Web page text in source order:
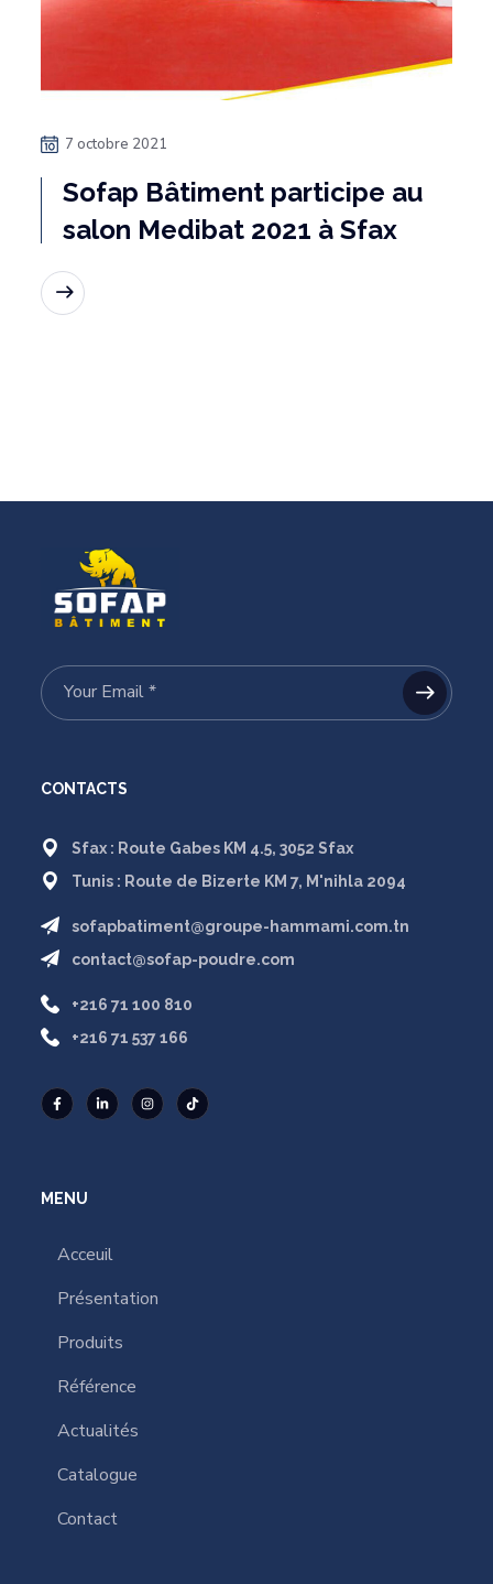
7 octobre 2021
Sofap Bâtiment participe au
salon Medibat 2021 à Sfax
CONTACTS
Sfax : Route Gabes KM 4.5, 3052 Sfax
Tunis : Route de Bizerte KM 7, M'nihla 2094
sofapbatiment@groupe-hammami.com.tn
contact@sofap-poudre.com
+216 71 100 810
+216 71 537 166
MENU
Acceuil
Présentation
Produits
Référence
Actualités
Catalogue
Contact